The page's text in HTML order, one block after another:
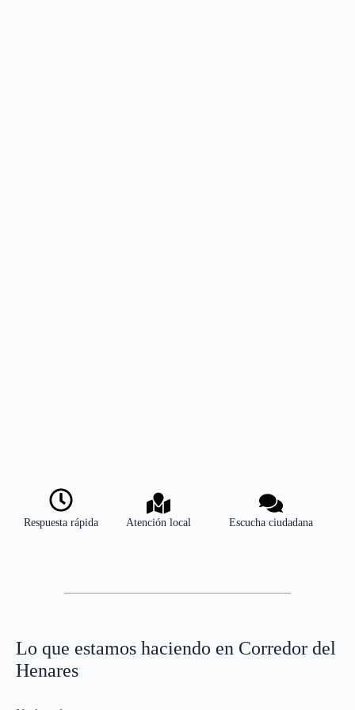
Respuesta rápida Atención local Escucha ciudadana
Lo que estamos haciendo en Corredor del
Henares